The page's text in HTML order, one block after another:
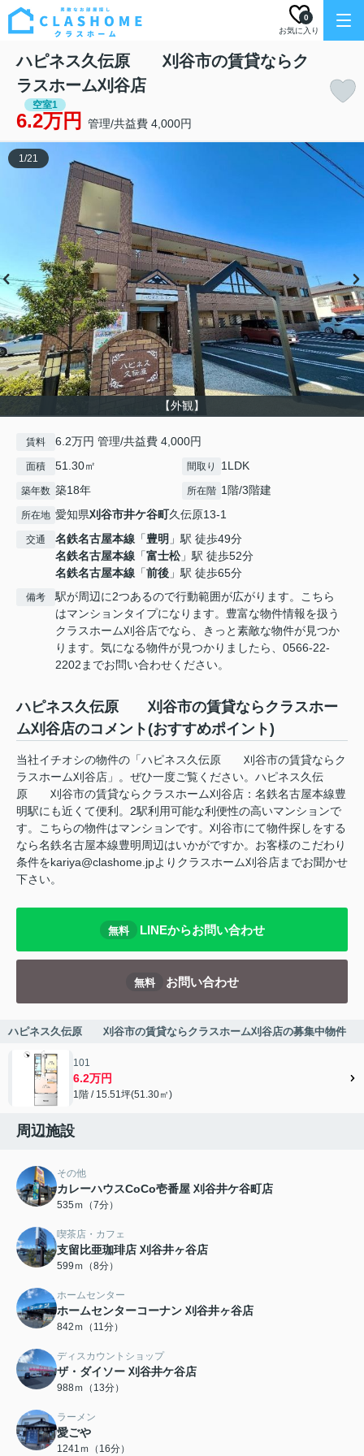
お気に入り
0
ハピネス久伝原 刈谷市の賃貸ならク
ラスホーム刈谷店
空室1
6.2万円 管理/共益費 4,000円
【外観】
1/21
賃料 6.2万円 管理/共益費 4,000円
面積 51.30㎡ 間取り 1LDK
築年数 築18年 所在階 1階/3階建
所在地 愛知県刈谷市井ケ谷町久伝原13-1
交通 名鉄名古屋本線 「豊明 」駅 徒歩49分
名鉄名古屋本線 「富士松」駅 徒歩52分
名鉄名古屋本線 「前後 」駅 徒歩65分
備考
駅が周辺に2つあるので行動範囲が広がります。こちら
はマンションタイプになります。豊富な物件情報を扱う
クラスホーム刈谷店でなら、きっと素敵な物件が見つか
ります。気になる物件が見つかりましたら、0566-22-
2202までお問い合わせください。
ハピネス久伝原 刈谷市の賃貸ならクラスホー
ム刈谷店のコメント(おすすめポイント)
当社イチオシの物件の「ハピネス久伝原 刈谷市の賃貸ならク
ラスホーム刈谷店」。ぜひ一度ご覧ください。ハピネス久伝
原 刈谷市の賃貸ならクラスホーム刈谷店：名鉄名古屋本線豊
明駅にも近くて便利。2駅利用可能な利便性の高いマンションで
す。こちらの物件はマンションです。刈谷市にて物件探しをする
なら名鉄名古屋本線豊明周辺はいかがですか。お客様のこだわり
条件をkariya@clashome.jpよりクラスホーム刈谷店までお聞かせ
下さい。
無料 LINEからお問い合わせ
無料 お問い合わせ
ハピネス久伝原 刈谷市の賃貸ならクラスホーム刈谷店の募集中物件
101
6.2万円
1階 / 15.51坪(51.30㎡)
周辺施設
その他
カレーハウスCoCo壱番屋 刈谷井ケ谷町店
535ｍ（7分）
喫茶店・カフェ
支留比亜珈琲店 刈谷井ヶ谷店
599ｍ（8分）
ホームセンター
ホームセンターコーナン 刈谷井ヶ谷店
842ｍ（11分）
ディスカウントショップ
ザ・ダイソー 刈谷井ケ谷店
988ｍ（13分）
ラーメン
愛ごや
1241ｍ（16分）